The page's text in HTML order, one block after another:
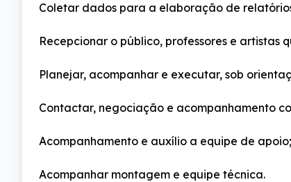
Coletar dados para a elaboração de
Recepcionar o público, professores e
Planejar, acompanhar e executar, sob
Contactar, negociação e acompanhamento
Acompanhamento e auxílio a equipe de apoio;
Acompanhar montagem e equipe técnica.